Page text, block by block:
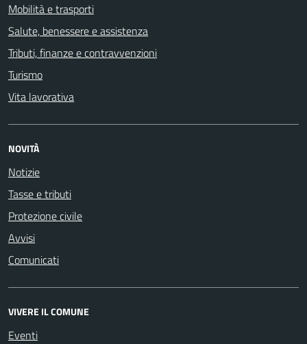
Mobilità e trasporti
Salute, benessere e assistenza
Tributi, finanze e contravvenzioni
Turismo
Vita lavorativa
NOVITÀ
Notizie
Tasse e tributi
Protezione civile
Avvisi
Comunicati
VIVERE IL COMUNE
Eventi